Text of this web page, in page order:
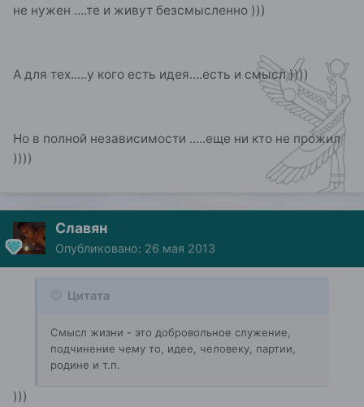
не нужен ....те и живут безсмысленно )))
А для тех.....у кого есть идея....есть и смысл ))))
Но в полной независимости .....еще ни кто не прожил
))))
Славян
Опубликовано: 26 мая 2013
Цитата
Смысл жизни - это добровольное служение,
подчинение чему то, идее, человеку, партии,
родине и т.п.
)))